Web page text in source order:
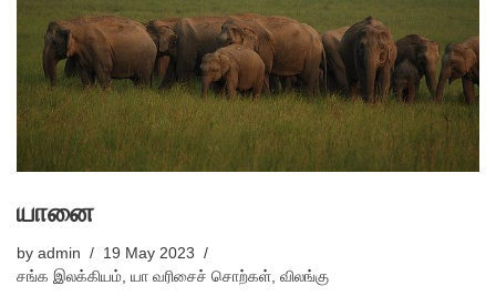
யானை
by admin
19 May 2023
சங்க இலக்கியம் யா வரிசைச் சொற்கள் விலங்கு